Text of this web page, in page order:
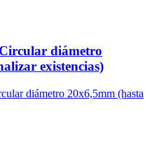
diámetro
existencias)